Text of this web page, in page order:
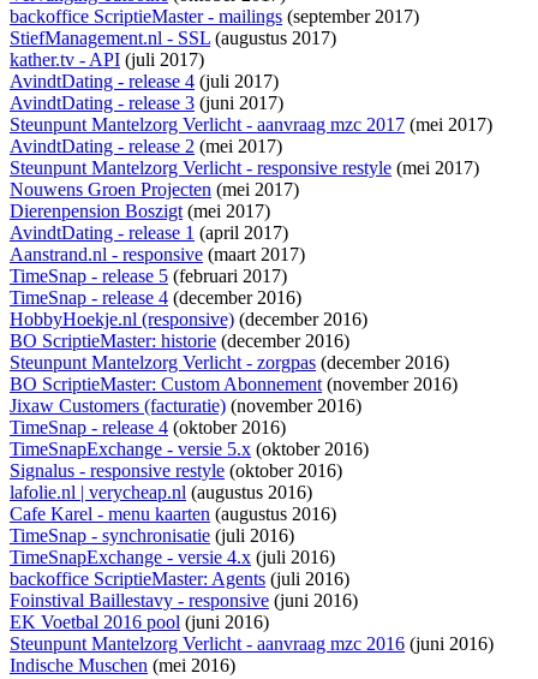
backoffice ScriptieMaster - mailings (september 2017)
StiefManagement.nl - SSL (augustus 2017)
kather.tv - API (juli 2017)
AvindtDating - release 4 (juli 2017)
AvindtDating - release 3 (juni 2017)
Steunpunt Mantelzorg Verlicht - aanvraag mzc 2017 (mei 2017)
AvindtDating - release 2 (mei 2017)
Steunpunt Mantelzorg Verlicht - responsive restyle (mei 2017)
Nouwens Groen Projecten (mei 2017)
Dierenpension Boszigt(mei 2017)
AvindtDating - release 1 (april 2017)
Aanstrand.nl - responsive (maart 2017)
TimeSnap - release 5 (februari 2017)
TimeSnap - release 4 (december 2016)
HobbyHoekje.nl (responsive) (december 2016)
BO ScriptieMaster: historie (december 2016)
Steunpunt Mantelzorg Verlicht - zorgpas (december 2016)
BO ScriptieMaster: Custom Abonnement(november 2016)
Jixaw Customers (facturatie) (november 2016)
TimeSnap - release 4 (oktober 2016)
TimeSnapExchange - versie 5.x (oktober 2016)
Signalus - responsive restyle (oktober 2016)
lafolie.nl | verycheap.nl (augustus 2016)
Cafe Karel - menu kaarten (augustus 2016)
TimeSnap - synchronisatie (juli 2016)
TimeSnapExchange - versie 4.x (juli 2016)
backoffice ScriptieMaster: Agents (juli 2016)
Foinstival Baillestavy - responsive (juni 2016)
EK Voetbal 2016 pool (juni 2016)
Steunpunt Mantelzorg Verlicht - aanvraag mzc 2016 (juni 2016)
Indische Muschen (mei 2016)